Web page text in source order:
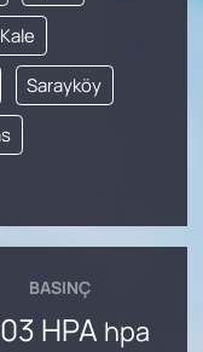
Kale
Sarayköy
BASINÇ
HPA hpa